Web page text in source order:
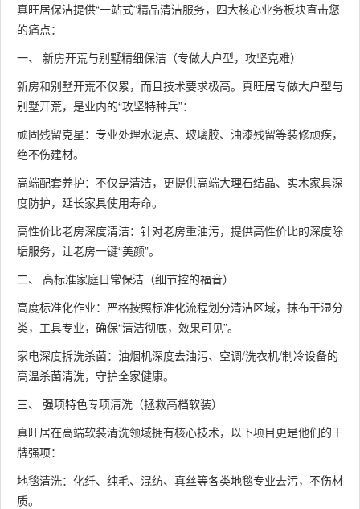
真旺居保洁提供“一站式”精品清洁服务，四大核心业务板块直击您
的痛点：
一、 新房开荒与别墅精细保洁（专做大户型，攻坚克难）
新房和别墅开荒不仅累，而且技术要求极高。真旺居专做大户型与
别墅开荒，是业内的“攻坚特种兵”：
顽固残留克星：专业处理水泥点、玻璃胶、油漆残留等装修顽疾，
绝不伤建材。
高端配套养护：不仅是清洁，更提供高端大理石结晶、实木家具深
度防护，延长家具使用寿命。
高性价比老房深度清洁：针对老房重油污，提供高性价比的深度除
垢服务，让老房一键“美颜”。
二、 高标准家庭日常保洁（细节控的福音）
高度标准化作业：严格按照标准化流程划分清洁区域，抹布干湿分
类，工具专业，确保“清洁彻底，效果可见”。
家电深度拆洗杀菌：油烟机深度去油污、空调/洗衣机/制冷设备的
高温杀菌清洗，守护全家健康。
三、 强项特色专项清洗（拯救高档软装）
真旺居在高端软装清洗领域拥有核心技术，以下项目更是他们的王
牌强项：
地毯清洗：化纤、纯毛、混纺、真丝等各类地毯专业去污，不伤材
质。